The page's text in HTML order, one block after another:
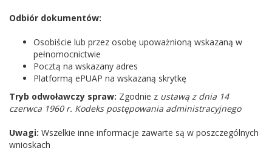
Odbiór dokumentów:
Osobiście lub przez osobę upoważnioną wskazaną w
pełnomocnictwie
Pocztą na wskazany adres
Platformą ePUAP na wskazaną skrytkę
Tryb odwoławczy spraw: Zgodnie z ustawą z dnia 14
czerwca 1960 r. Kodeks postępowania administracyjnego
Uwagi: Wszelkie inne informacje zawarte są w poszczególnych
wnioskach